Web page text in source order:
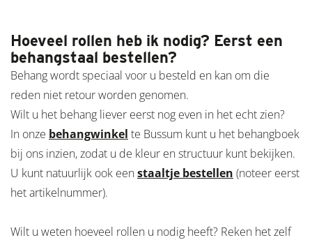
Hoeveel rollen heb ik nodig? Eerst een
behangstaal bestellen?
Behang wordt speciaal voor u besteld en kan om die
reden niet retour worden genomen.
Wilt u het behang liever eerst nog even in het echt zien?
In onze behangwinkel te Bussum kunt u het behangboek
bij ons inzien, zodat u de kleur en structuur kunt bekijken.
U kunt natuurlijk ook eenstaaltje bestellen (noteer eerst
het artikelnummer).
Wilt u weten hoeveel rollen u nodig heeft? Reken het zelf